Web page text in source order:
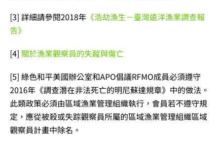
[3] 詳細請參閱2018年 《浩劫漁生－臺灣遠洋漁業調查報
告》
[4] 關於漁業觀察員的失蹤與傷亡
[5] 綠色和平美國辦公室和APO倡議RFMO成員必須遵守
2016年《調查潛在非法死亡的明尼蘇達規章》中的做法。
此類政策必須由區域漁業管理組織執行，會員若不遵守規
定，應從被殺或失踪觀察員所屬的區域漁業管理組織區域
觀察員計畫中除名。